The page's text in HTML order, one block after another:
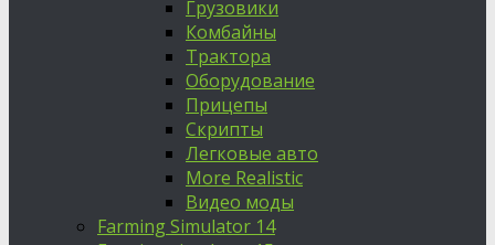
Грузовики
Комбайны
Трактора
Оборудование
Прицепы
Скрипты
Легковые авто
More Realistic
Видео моды
Farming Simulator 14